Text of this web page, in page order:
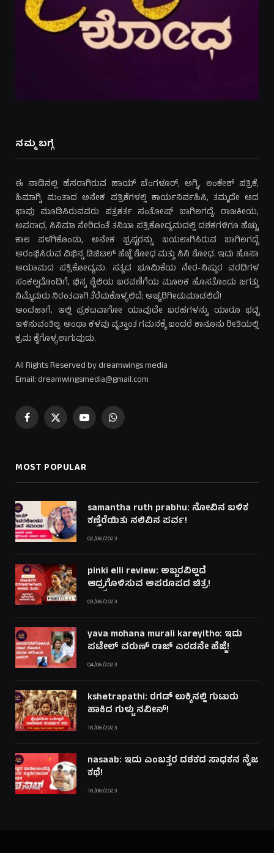
ನಮ್ಮ ಬಗ್ಗೆ
ಈ ನಾಡಿನಲ್ಲಿ ಹೆಸರಾಗಿರುವ ಹಾಯ್ ಬೆಂಗಳೂರ್, ಅಗ್ನಿ, ಲಂಕೇಶ್ ಪತ್ರಿಕೆ,
ಹಿಮಾಗ್ನಿ ಮಂತಾದ ಅನೇಕ ಪತ್ರಿಕೆಗಳಲ್ಲಿ ಕಾರ್ಯನಿರ್ವಹಿಸಿ, ತಮ್ಮದೇ ಆದ
ಛಾಪು ಮೂಡಿಸಿರುವವರು ಪತ್ರಕರ್ತ ಸಂತೋಷ್ ಬಾಗಿಲಗದ್ದೆ. ರಾಜಕೀಯ,
ಅಪರಾಧ, ಸಿನಿಮಾ ಸೇರಿದಂತೆ ತನಿಖಾ ಪತ್ರಿಕೋದ್ಯಮದಲ್ಲಿ ದಶಕಗಳಿಗೂ ಹೆಚ್ಚು
ಕಾಲ ಪಳಗಿಕೊಂಡು, ಅನೇಕ ಭ್ರಷ್ಟರನ್ನು ಬಯಲಾಗಿಸಿರುವ ಬಾಗಿಲಗದ್ದೆ
ಆರಂಭಿಸಿರುವ ವಿಭಿನ್ನ ಡಿಜಿಟಲ್ ಹೆಜ್ಜೆ ಶೋಧ ಮತ್ತು ಸಿನಿ ಶೋಧ. ಇದು ಹೊಸಾ
ಆಯಾಮದ ಪತ್ರಿಕೋದ್ಯಮ. ಸತ್ಯದ ಭೂಮಿಕೆಯ ನೇರ-ನಿಷ್ಠುರ ವರದಿಗಳ
ಸಂಕಲ್ಪದೊಂದಿಗೆ, ಭಿನ್ನ ಶೈಲಿಯ ಬರವಣಿಗೆಯ ಮೂಲಕ ಹೊಸತೊಂದು ಜಗತ್ತು
ನಿಮ್ಮೆದುರು ನಿರಂತವಾಗಿ ತೆರೆದುಕೊಳ್ಳಲಿದೆ; ಅಚ್ಚರಿಗೀಡುಮಾಡಲಿದೆ!
ಅಂದಹಾಗೆ, ಇಲ್ಲಿ ಪ್ರಕಟವಾಗೋ ಯಾವುದೇ ಬರಹಗಳನ್ನು ಯಾರೂ ಭಟ್ಟಿ
ಇಳಿಸುವಂತಿಲ್ಲ. ಅಂಥಾ ಕಳವು ವೃತ್ತಾಂತ ಗಮನಕ್ಕೆ ಬಂದರೆ ಕಾನೂನು ರೀತಿಯಲ್ಲಿ
ಕ್ರಮ ಕೈಗೊಳ್ಳಲಾಗುವುದು.
All Rights Reserved by dreamwings media
Email: dreamwingsmedia@gmail.com
Facebook
X
YouTubeWhatsApp
MOST POPULAR
samantha ruth prabhu: ನೋವಿನ ಬಳಿಕ
ಕಣ್ತೆರೆಯಿತು ನಲಿವಿನ ಪರ್ವ!
02/06/2023
pinki elli review: ಅಬ್ಬರವಿಲ್ಲದೆ
ಆದ್ರ್ರಗೊಳಿಸುವ ಅಪರೂಪದ ಚಿತ್ರ!
03/06/2023
yava mohana murali kareyitho: ಇದು
ಪಟೇಲ್ ವರುಣ್ ರಾಜ್ ಎರಡನೇ ಹೆಜ್ಜೆ!
04/06/2023
kshetrapathi: ರಗಡ್ ಲುಕ್ಕಿನಲ್ಲಿ ಗುಟುರು
ಹಾಕಿದ ಗುಳ್ಟು ನವೀನ್!
18/06/2023
nasaab: ಇದು ಎಂಬತ್ತರ ದಶಕದ ಸಾಧಕನ ನೈಜ
ಕಥೆ!
18/06/2023